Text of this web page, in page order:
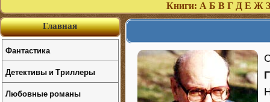
Книги: А Б В Г Д Е Ж З
Главная
Фантастика
Детективы и Триллеры
Любовные романы